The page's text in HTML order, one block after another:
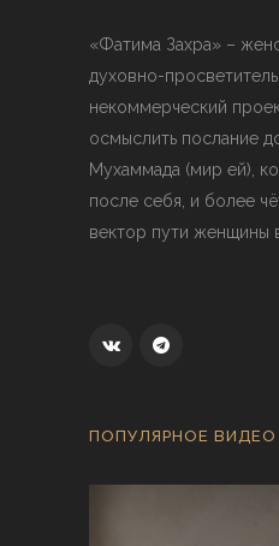
«Фатима Захра» –
духовно-
некоммерческий
осмыслить послание
Мухаммада (мир ей),
после себя, и более
вектор пути женщины
ПОПУЛЯРНОЕ ВИДЕО